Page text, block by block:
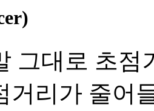
그대로 초점
거리가 줄어